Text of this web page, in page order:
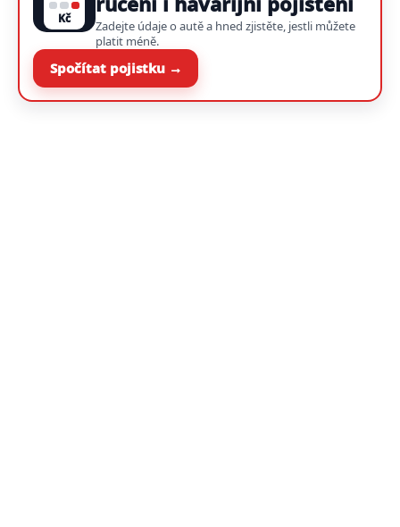
Kč
Zadejte údaje o autě a hned zjistěte, jestli můžete
platit méně.
Spočítat pojistku →